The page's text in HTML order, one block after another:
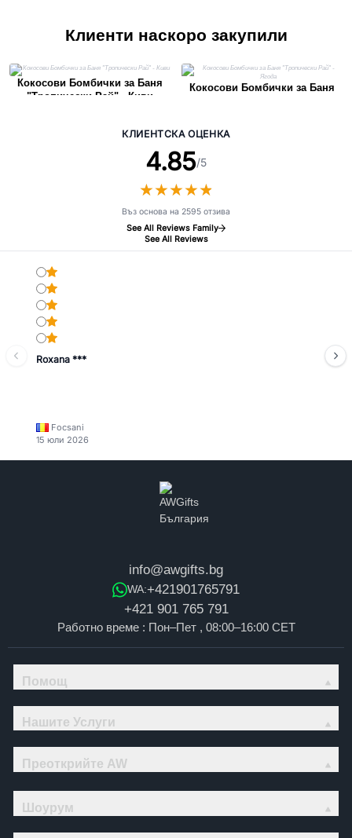
Клиенти наскоро закупили
Кокосови Бомбички за Баня
"Тропически Рай" - Киви
Кокосови Бомбички за Баня
КЛИЕНТСКА ОЦЕНКА
4.85/5
★★★★★
★★★★★
Въз основа на 2595 отзива
See All Reviews Family
See All Reviews
Roxana ***
Focsani
15 юли 2026
info@awgifts.bg
WA:+421901765791
+421 901 765 791
Работно време : Пон–Пет , 08:00–16:00 CET
Помощ
Нашите Услуги
Преоткрийте AW
Шоурум